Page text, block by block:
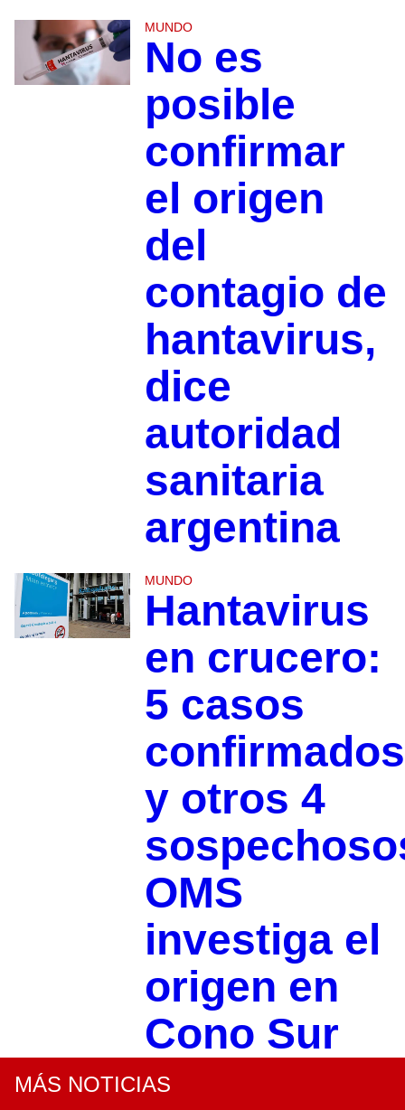
MUNDO
No es
posible
confirmar
el origen
del
contagio de
hantavirus,
dice
autoridad
sanitaria
argentina
MUNDO
Hantavirus
en crucero:
5 casos
confirmados
y otros 4
OMS
investiga el
origen en
Cono Sur
MÁS NOTICIAS